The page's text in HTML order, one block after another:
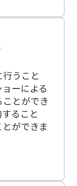
うこと
ーによる
とができ
ること
ができま